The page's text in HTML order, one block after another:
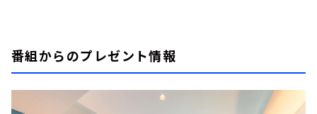
番組からのプレゼント情報